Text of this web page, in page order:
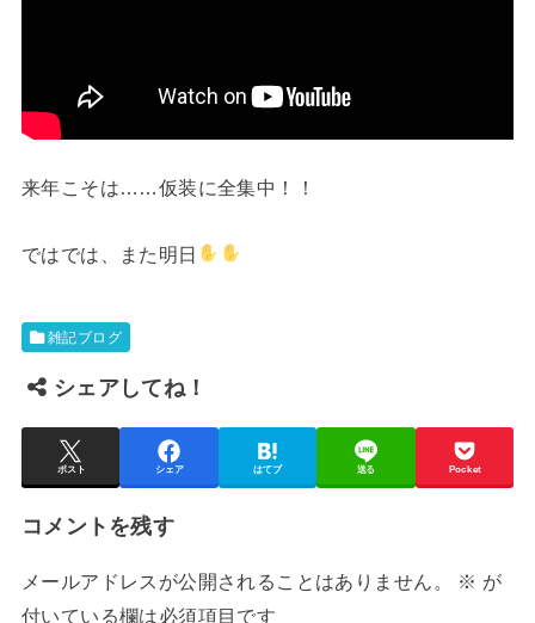
来年こそは……仮装に全集中！！
ではでは、また明日
雑記ブログ
シェアしてね！
ポスト シェア はてブ 送る Pocket
コメントを残す
メールアドレスが公開されることはありません。 ※ が
付いている欄は必須項目です